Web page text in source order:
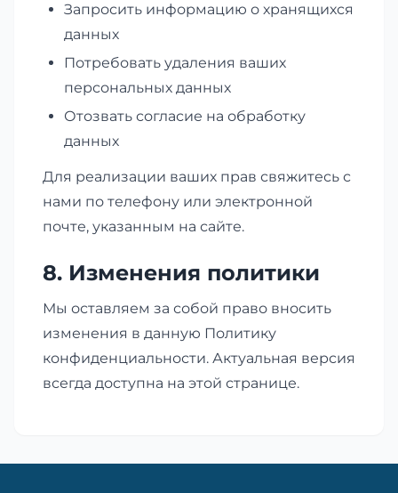
Запросить информацию о хранящихся
данных
Потребовать удаления ваших
персональных данных
Отозвать согласие на обработку
данных
Для реализации ваших прав свяжитесь с
нами по телефону или электронной
почте, указанным на сайте.
8. Изменения политики
Мы оставляем за собой право вносить
изменения в данную Политику
конфиденциальности. Актуальная версия
всегда доступна на этой странице.